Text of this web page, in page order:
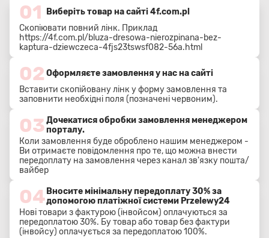
01
Виберіть товар на сайті 4f.com.pl
Скопіювати повний лінк. Приклад
https://4f.com.pl/bluza-dresowa-nierozpinana-bez-
kaptura-dziewczeca-4fjs23tswsf082-56a.html
02 Оформляєте замовлення у нас на сайті
Вставити скопійовану лінк у форму замовлення та
заповнити необхідні поля (позначені червоним).
03Дочекатися обробки замовлення менеджером
порталу.
Коли замовлення буде оброблено нашим менеджером -
Ви отримаєте повідомлення про те, що можна внести
передоплату на замовлення через канал зв'язку пошта/
вайбер
04 Вносите мінімальну передоплату 30% за
допомогою платіжної системи Przelewy24
Нові товари з фактурою (інвойсом) оплачуються за
передоплатою 30%. Бу товар або товар без фактури
(інвойсу) оплачується за передоплатою 100%.